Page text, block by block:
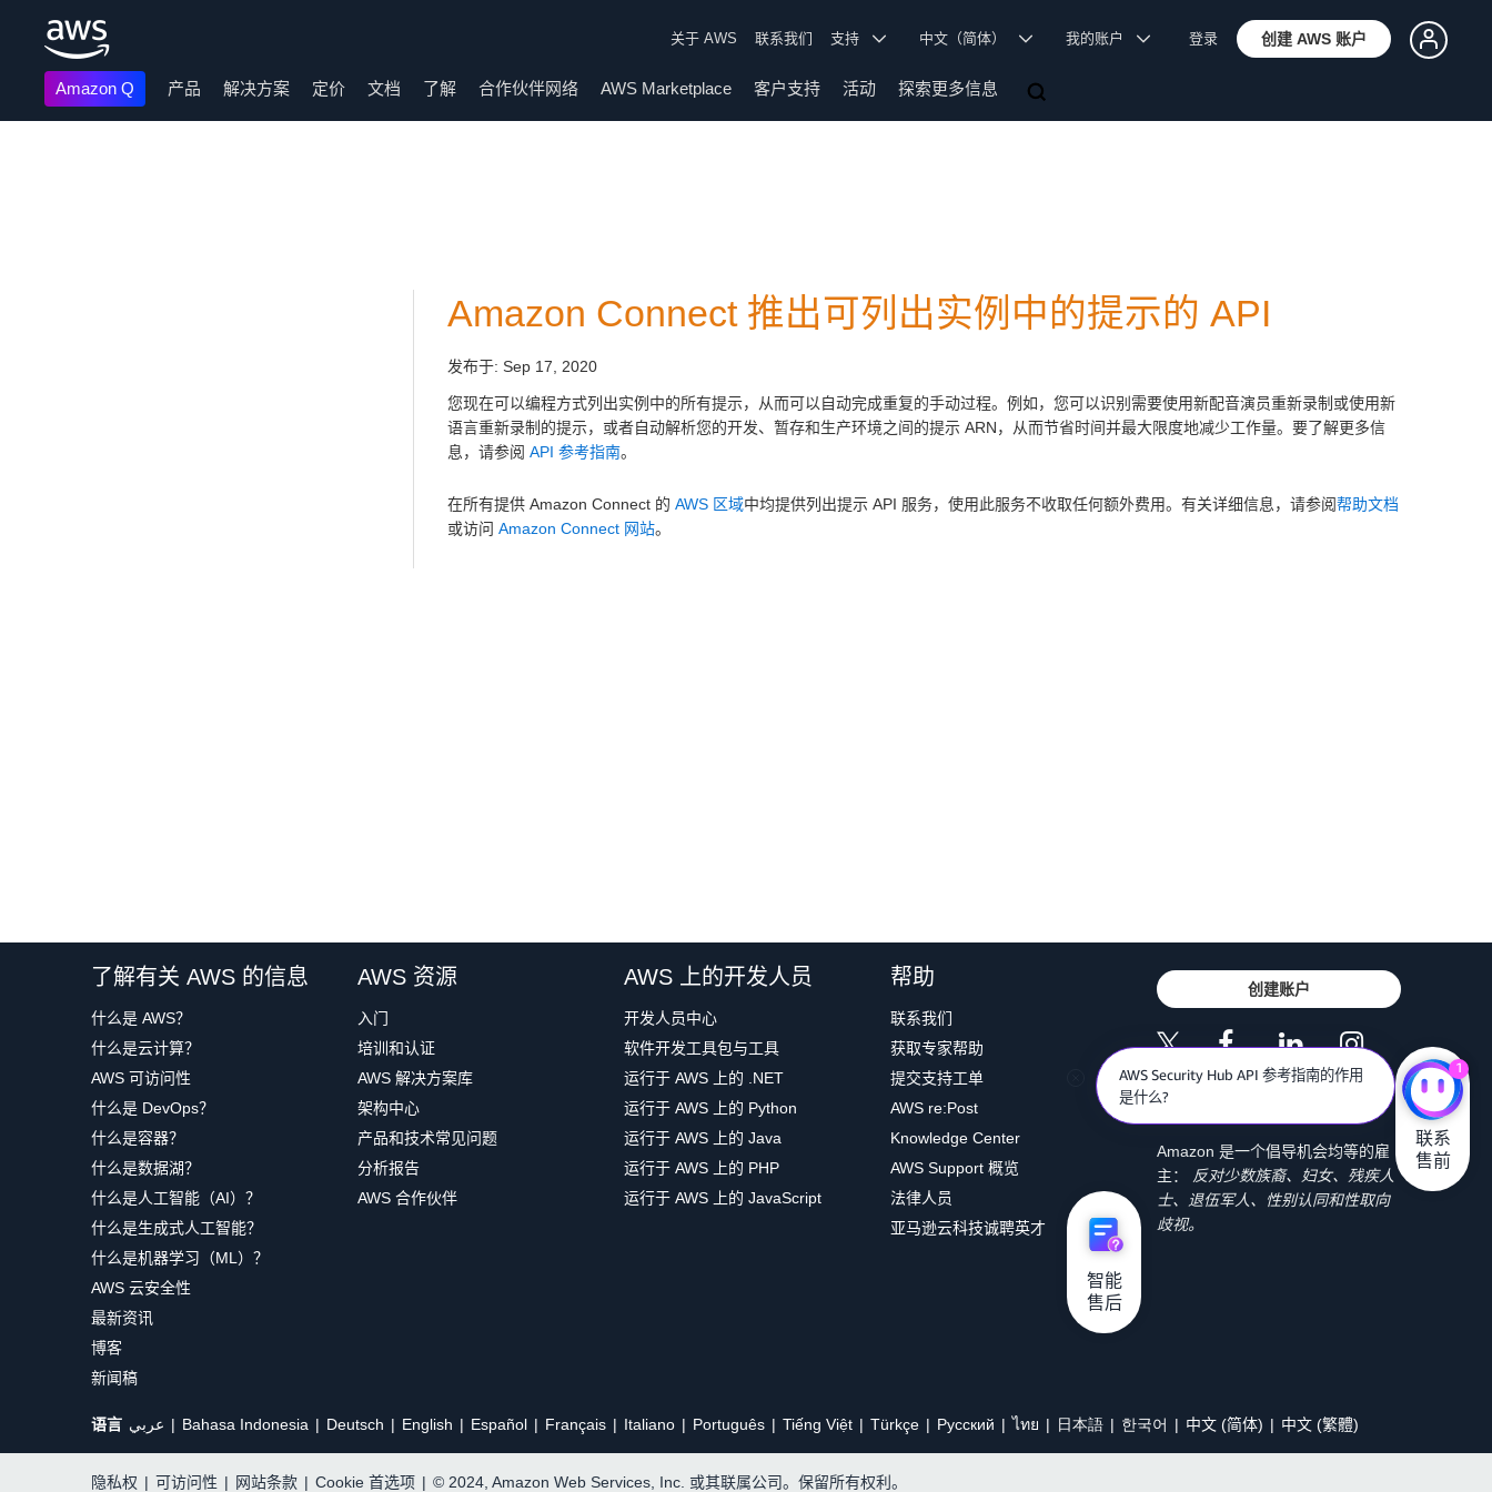
关于 AWS 联系我们 支持 中文（简体） 我的账户 登录 创建 AWS 账户
Amazon Q 产品 解决方案 定价 文档 了解 合作伙伴网络 AWS Marketplace 客户支持 活动 探索更多信息
Amazon Connect 推出可列出实例中的提示的 API
发布于: Sep 17, 2020
您现在可以编程方式列出实例中的所有提示，从而可以自动完成重复的手动过程。例如，您可以识别需要使用新配音演员重新录制或使用新
语言重新录制的提示，或者自动解析您的开发、暂存和生产环境之间的提示 ARN，从而节省时间并最大限度地减少工作量。要了解更多信
息，请参阅 API 参考指南。
在所有提供 Amazon Connect 的 AWS 区域中均提供列出提示 API 服务，使用此服务不收取任何额外费用。有关详细信息，请参阅帮助文档
或访问 Amazon Connect 网站。
了解有关 AWS 的信息
什么是 AWS？
什么是云计算？
AWS 可访问性
什么是 DevOps？
什么是容器？
什么是数据湖？
什么是人工智能（AI）？
什么是生成式人工智能？
什么是机器学习（ML）？
AWS 云安全性
最新资讯
博客
新闻稿
AWS 资源
入门
培训和认证
AWS 解决方案库
架构中心
产品和技术常见问题
分析报告
AWS 合作伙伴
AWS 上的开发人员
开发人员中心
软件开发工具包与工具
运行于 AWS 上的 .NET
运行于 AWS 上的 Python
运行于 AWS 上的 Java
运行于 AWS 上的 PHP
运行于 AWS 上的 JavaScript
帮助
联系我们
获取专家帮助
提交支持工单
AWS re:Post
Knowledge Center
AWS Support 概览
法律人员
亚马逊云科技诚聘英才
创建账户
Amazon 是一个倡导机会均等的雇
主：
反对少数族裔、妇女、残疾人
士、退伍军人、性别认同和性取向
歧视。
语言 عربي Bahasa Indonesia Deutsch English Español Français Italiano Português Tiếng Việt Türkçe Ρусский ไทย 日本語 한국어 中文 (简体) 中文 (繁體)
隐私权 | 可访问性 | 网站条款 | Cookie 首选项 | © 2024, Amazon Web Services, Inc. 或其联属公司。保留所有权利。
AWS Security Hub API 参考指南的作用
是什么?
1
联系
售前
智能
售后